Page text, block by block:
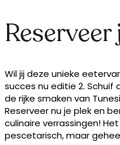
Reserveer
Wil jij deze unieke
succes nu editie 2. Schuif
de rijke smaken van
Reserveer nu je plek en
culinaire verrassingen!
pescetarisch, maar